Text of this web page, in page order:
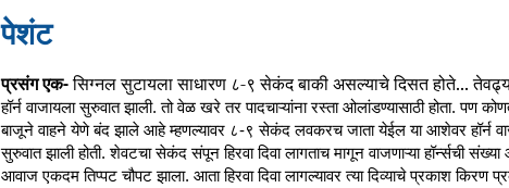
पेशंट
प्रसंग एक-सिग्नल सुटायला साधारण ८-९ सेकंद बाकी असल्याचे दिसत होते...
हॉर्न वाजायला सुरुवात झाली. तो वेळ खरे तर पादचाऱ्यांना रस्ता ओलांडण्यासाठी होता. पण
बाजूने वाहने येणे बंद झाले आहे म्हणल्यावर ८-९ सेकंद लवकरच जाता येईल या आशेवर हॉर्न
सुरुवात झाली होती. शेवटचा सेकंद संपून हिरवा दिवा लागताच मागून वाजणाऱ्या हॉर्न्सची
आवाज एकदम तिप्पट चौपट झाला. आता हिरवा दिवा लागल्यावर त्या दिव्याचे प्रकाश किरण